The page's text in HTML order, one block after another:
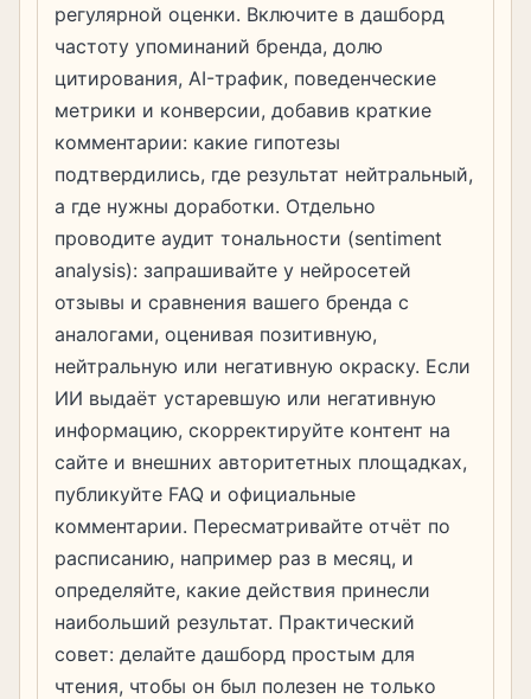
регулярной оценки. Включите в дашборд
частоту упоминаний бренда, долю
цитирования, AI-трафик, поведенческие
метрики и конверсии, добавив краткие
комментарии: какие гипотезы
подтвердились, где результат нейтральный,
а где нужны доработки. Отдельно
проводите аудит тональности (sentiment
analysis): запрашивайте у нейросетей
отзывы и сравнения вашего бренда с
аналогами, оценивая позитивную,
нейтральную или негативную окраску. Если
ИИ выдаёт устаревшую или негативную
информацию, скорректируйте контент на
сайте и внешних авторитетных площадках,
публикуйте FAQ и официальные
комментарии. Пересматривайте отчёт по
расписанию, например раз в месяц, и
определяйте, какие действия принесли
наибольший результат. Практический
совет: делайте дашборд простым для
чтения, чтобы он был полезен не только